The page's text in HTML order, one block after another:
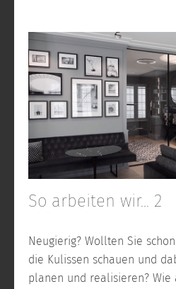
So arbeiten wir... 2
Neugierig? Wollten Sie
die Kulissen schauen und
planen und realisieren? Wie